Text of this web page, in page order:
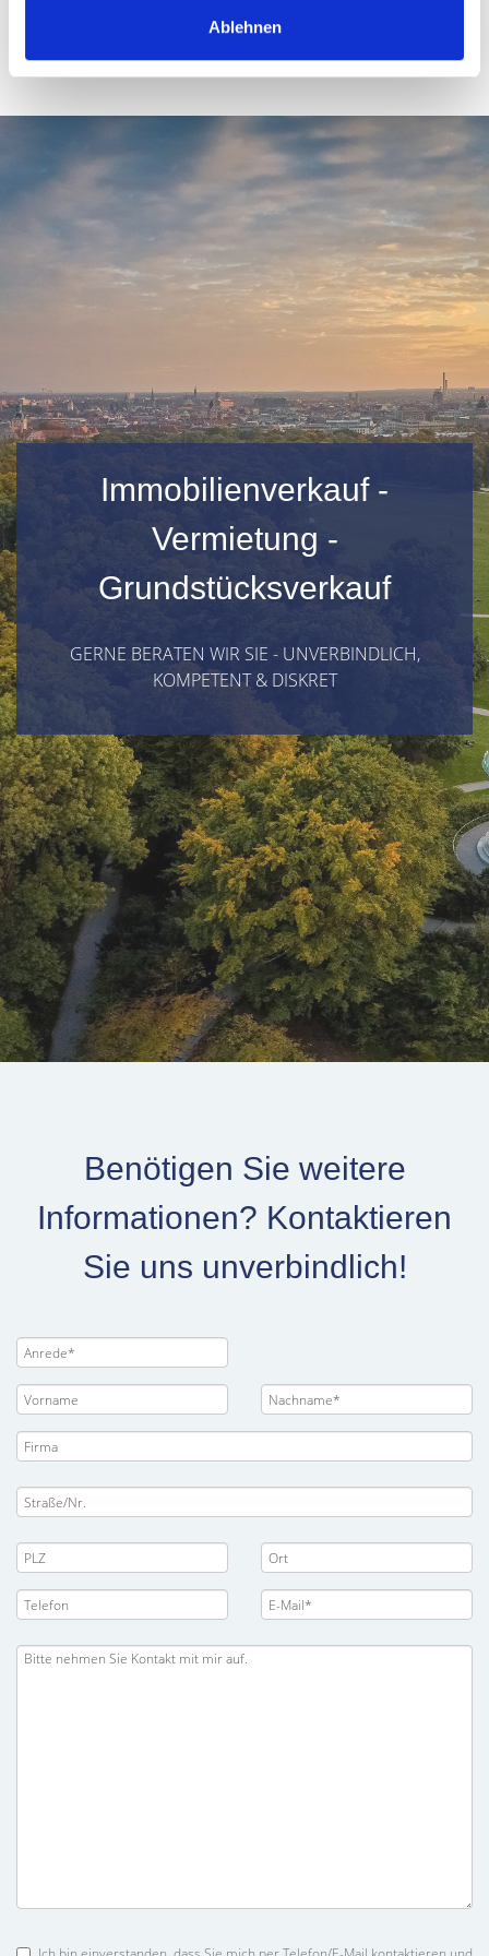
Ablehnen
Immobilienverkauf -
Vermietung -
Grundstücksverkauf
GERNE BERATEN WIR SIE - UNVERBINDLICH,
KOMPETENT & DISKRET
Benötigen Sie weitere
Informationen? Kontaktieren
Sie uns unverbindlich!